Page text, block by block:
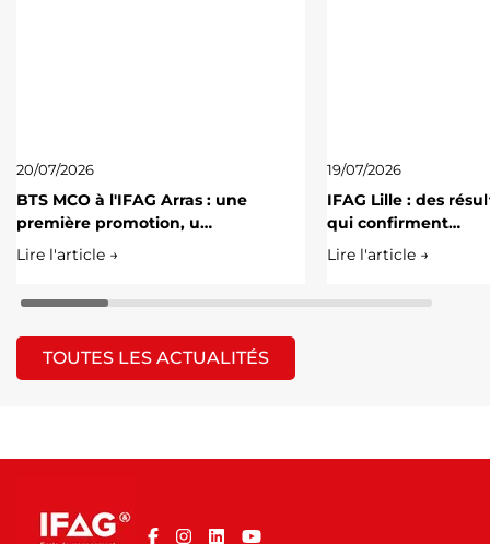
20/07/2026
BTS MCO à l'IFAG Arras : une
première promotion, u…
Lire l'article →
19/07/2026
IFAG Lille : des
qui confirment…
Lire l'article →
TOUTES LES ACTUALITÉS